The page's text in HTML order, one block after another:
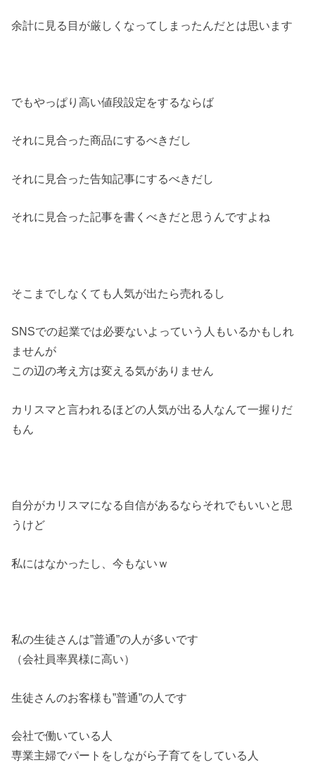
余計に見る目が厳しくなってしまったんだとは思います
でもやっぱり高い値段設定をするならば
それに見合った商品にするべきだし
それに見合った告知記事にするべきだし
それに見合った記事を書くべきだと思うんですよね
そこまでしなくても人気が出たら売れるし
SNSでの起業では必要ないよっていう人もいるかもしれ
ませんが
この辺の考え方は変える気がありません
カリスマと言われるほどの人気が出る人なんて一握りだ
もん
自分がカリスマになる自信があるならそれでもいいと思
うけど
私にはなかったし、今もないｗ
私の生徒さんは”普通”の人が多いです
（会社員率異様に高い）
生徒さんのお客様も”普通”の人です
会社で働いている人
専業主婦でパートをしながら子育てをしている人